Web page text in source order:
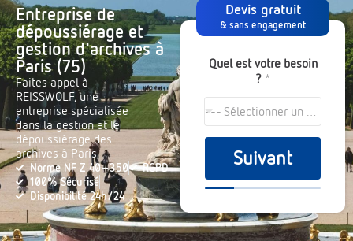
Entreprise de
dépoussiérage et
gestion d'archives à
Paris (75)
Faites appel à
REISSWOLF, une
entreprise spécialisée
dans la gestion et le
dépoussiérage des
archives à Paris
Norme NF Z 40-350
RGPD
100% Sécurisé
Disponibilité 24h/24
Devis gratuit
& sans engagement
Quel est votre besoin
? *
Suivant